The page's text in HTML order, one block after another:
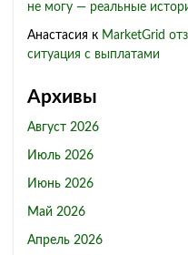
не могу — реальные
Анастасия к MarketGrid
ситуация с выплатами
Архивы
Август 2026
Июль 2026
Июнь 2026
Май 2026
Апрель 2026